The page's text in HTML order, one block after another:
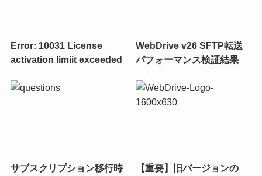
Error: 10031 License
activation limiit exceeded
WebDrive v26 SFTP転送
パフォーマンス検証結果
サブスクリプション移行時
【重要】旧バージョンの